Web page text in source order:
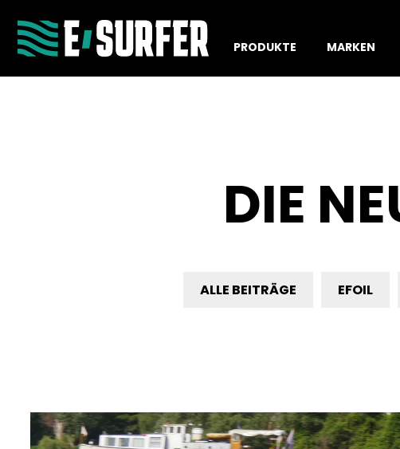
PRODUKTE
MARKEN
DIE
ALLE BEITRÄGE EFOIL